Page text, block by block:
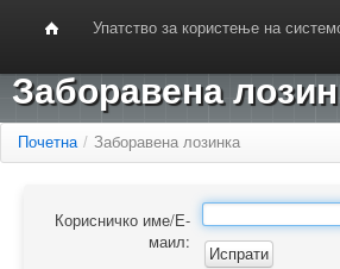
Упатство за користење на
Заборавена
Почетна / Заборавена лозинка
Корисничко име/Е-
маил: